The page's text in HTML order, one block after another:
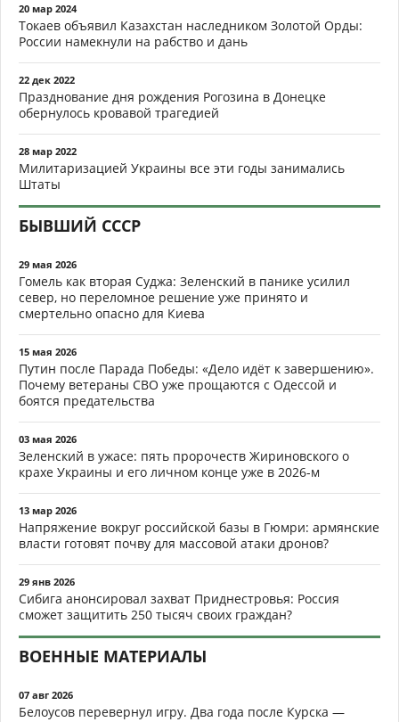
20 мар 2024
Токаев объявил Казахстан наследником Золотой Орды:
России намекнули на рабство и дань
22 дек 2022
Празднование дня рождения Рогозина в Донецке
обернулось кровавой трагедией
28 мар 2022
Милитаризацией Украины все эти годы занимались
Штаты
БЫВШИЙ СССР
29 мая 2026
Гомель как вторая Суджа: Зеленский в панике усилил
север, но переломное решение уже принято и
смертельно опасно для Киева
15 мая 2026
Путин после Парада Победы: «Дело идёт к завершению».
Почему ветераны СВО уже прощаются с Одессой и
боятся предательства
03 мая 2026
Зеленский в ужасе: пять пророчеств Жириновского о
крахе Украины и его личном конце уже в 2026-м
13 мар 2026
Напряжение вокруг российской базы в Гюмри: армянские
власти готовят почву для массовой атаки дронов?
29 янв 2026
Сибига анонсировал захват Приднестровья: Россия
сможет защитить 250 тысяч своих граждан?
ВОЕННЫЕ МАТЕРИАЛЫ
07 авг 2026
Белоусов перевернул игру. Два года после Курска —